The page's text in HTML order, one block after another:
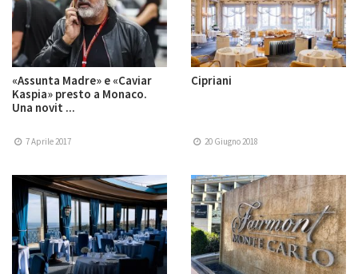
«Assunta Madre» e «Caviar
Kaspia» presto a Monaco.
Una novit ...
7 Aprile 2017
Cipriani
20 Giugno 2018